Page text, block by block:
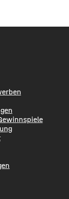
sogar bei